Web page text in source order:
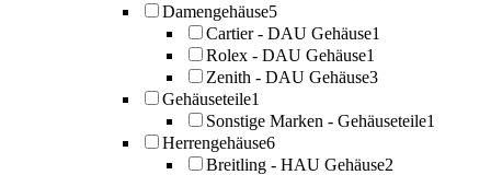
Damengehäuse5
Cartier - DAU Gehäuse1
Rolex - DAU Gehäuse1
Zenith - DAU Gehäuse3
Gehäuseteile1
Sonstige Marken - Gehäuseteile1
Herrengehäuse6
Breitling - HAU Gehäuse2